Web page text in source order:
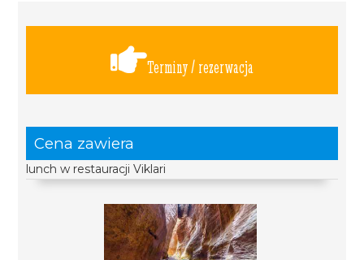
Terminy / rezerwacja
Cena zawiera
lunch w restauracji Viklari